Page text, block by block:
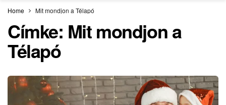
Home Mit mondjon a Télapó
Címke: Mit mondjon a
Télapó